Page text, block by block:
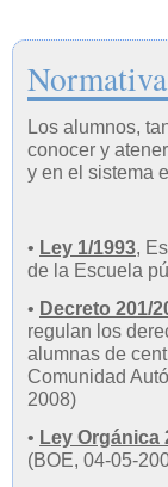
Los alumnos,
conocer y
y en el sistema
• Ley 1/1993,
de la Escuela
• Decreto 201/
regulan los
alumnas de
Comunidad
2008)
• Ley Orgánica
(BOE, 04-05-